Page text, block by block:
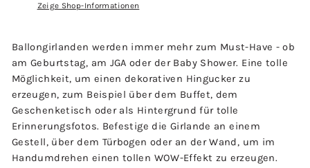
Zeige Shop-Informationen
Ballongirlanden werden immer mehr zum Must-Have - ob
am Geburtstag, am JGA oder der Baby Shower. Eine tolle
Möglichkeit, um einen dekorativen Hingucker zu
erzeugen, zum Beispiel über dem Buffet, dem
Geschenketisch oder als Hintergrund für tolle
Erinnerungsfotos. Befestige die Girlande an einem
Gestell, über dem Türbogen oder an der Wand, um im
Handumdrehen einen tollen WOW-Effekt zu erzeugen.